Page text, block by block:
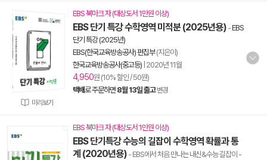
미리보기
EBS 북마크 자 (대상도서 1만원 이상)
EBS 단기 특강 수학영역 미적분 (2025년용) -EBS
단기 특강 (2025년)
EBS(한국교육방송공사) 편집부(지은이)
한국교육방송공사(중고등) 2020년 11월
4,950원 (10% 할인 / 50원)
택배로 주문하면 8월 13일 출고 변경
EBS 북마크 자 (대상도서 1만원 이상)
EBS 단기특강 수능의 길잡이 수학영역 확률과 통
계 (2020년용) - EBS에서 처음 만나는 내신&수능 길잡이 -